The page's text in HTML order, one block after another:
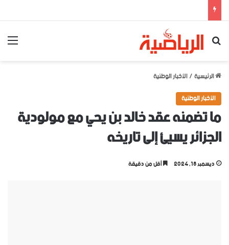
بحث عن
الرئيسية/الأخبار الوطنية
الأخبار الوطنية
ما تضمنه عقد خالد بن يحي مع مولودية
الجزائر يسيئ إلى تاريخه
ديسمبر 18, 2024 أقل من دقيقة